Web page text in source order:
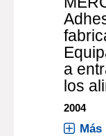
a
los
2004